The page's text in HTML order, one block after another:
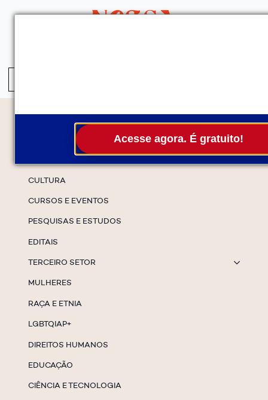
Acesse agora. É gratuito!
CULTURA
CURSOS E EVENTOS
PESQUISAS E ESTUDOS
EDITAIS
TERCEIRO SETOR
MULHERES
RAÇA E ETNIA
LGBTQIAP+
DIREITOS HUMANOS
EDUCAÇÃO
CIÊNCIA E TECNOLOGIA